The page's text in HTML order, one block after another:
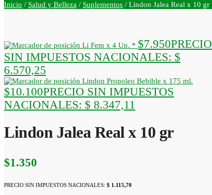
Inicio / Salud y Belleza / Suplementos / Lindon Jalea Real x 10 gr
Li Fem x 4 Un. * $7.950PRECIO
SIN IMPUESTOS NACIONALES: $
6.570,25
Lindon Propoleo Bebible x 175 ml.
$10.100PRECIO SIN IMPUESTOS
NACIONALES: $ 8.347,11
Lindon Jalea Real x 10 gr
$1.350
PRECIO SIN IMPUESTOS NACIONALES: $ 1.115,70